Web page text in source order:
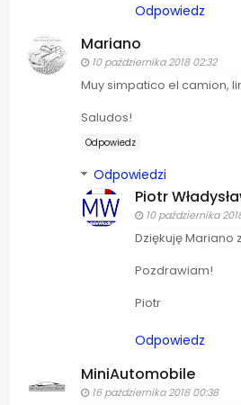
Odpowiedz
Mariano
10 października 2018 02:32
Muy simpatico el camion,
Saludos!
Odpowiedz
Odpowiedzi
Piotr
10 października
Dziękuję Mariano
Pozdrawiam!
Piotr
Odpowiedz
MiniAutomobile
16 października 2018 00:38